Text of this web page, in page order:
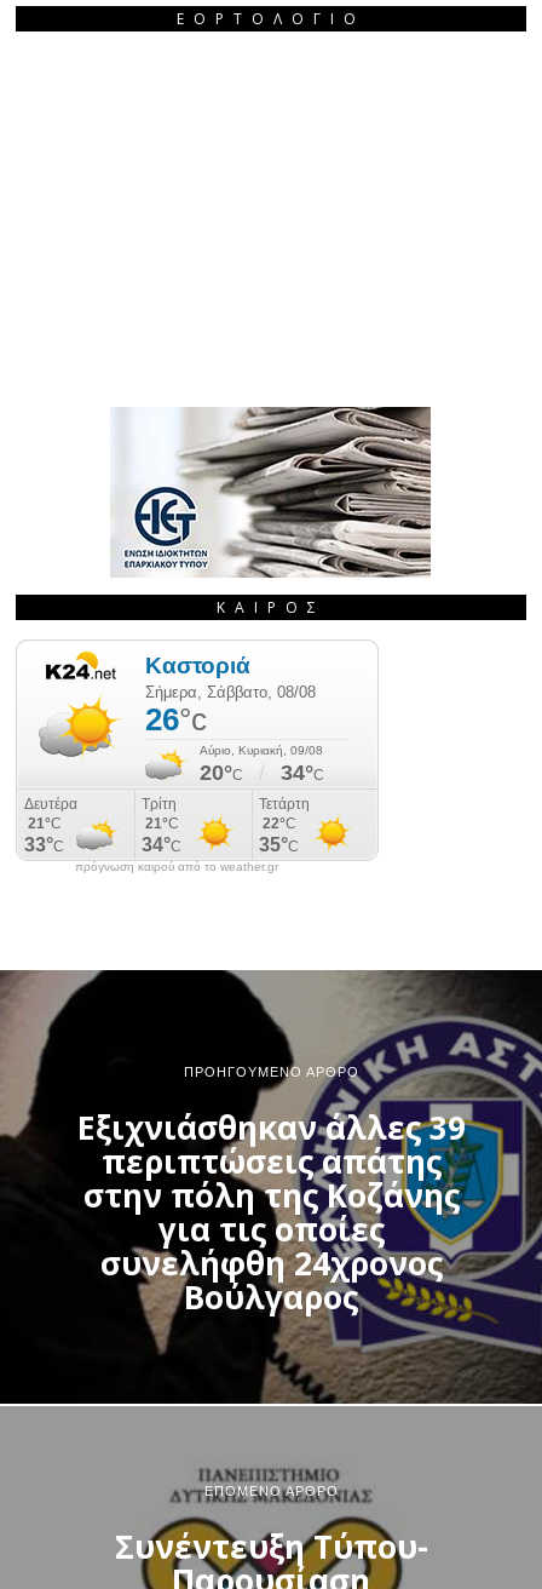
ΕΟΡΤΟΛΌΓΙΟ
ΚΑΙΡΌΣ
πρόγνωση καιρού από το weather.gr
ΠΡΟΗΓΟΎΜΕΝΟ ΆΡΘΡΟ
Εξιχνιάσθηκαν άλλες 39
περιπτώσεις απάτης
στην πόλη της Κοζάνης
για τις οποίες
συνελήφθη 24χρονος
Βούλγαρος
ΕΠΌΜΕΝΟ ΆΡΘΡΟ
Συνέντευξη Τύπου-
Παρουσίαση